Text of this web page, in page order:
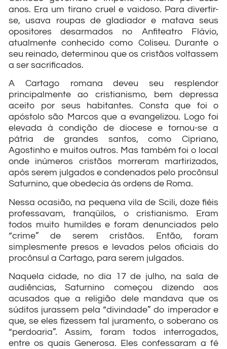
anos. Era um tirano cruel e vaidoso. Para divertir-
se, usava roupas de gladiador e matava seus
opositores desarmados no Anfiteatro Flávio,
atualmente conhecido como Coliseu. Durante o
seu reinado, determinou que os cristãos voltassem
a ser sacrificados.
A Cartago romana deveu seu resplendor
principalmente ao cristianismo, bem depressa
aceito por seus habitantes. Consta que foi o
apóstolo são Marcos que a evangelizou. Logo foi
elevada à condição de diocese e tornou-se a
pátria de grandes santos, como Cipriano,
Agostinho e muitos outros. Mas também foi o local
onde inúmeros cristãos morreram martirizados,
após serem julgados e condenados pelo procônsul
Saturnino, que obedecia às ordens de Roma.
Nessa ocasião, na pequena vila de Scili, doze fiéis
professavam, tranqüilos, o cristianismo. Eram
todos muito humildes e foram denunciados pelo
“crime” de serem cristãos. Então, foram
simplesmente presos e levados pelos oficiais do
procônsul a Cartago, para serem julgados.
Naquela cidade, no dia 17 de julho, na sala de
audiências, Saturnino começou dizendo aos
acusados que a religião dele mandava que os
súditos jurassem pela “divindade” do imperador e
que, se eles fizessem tal juramento, o soberano os
“perdoaria”. Assim, foram todos interrogados,
entre os quais Generosa. Eles confessaram a fé